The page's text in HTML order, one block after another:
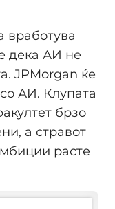
вработува
дека АИ не
JPMorgan ќе
АИ. Клупата
брзо
а стравот
расте